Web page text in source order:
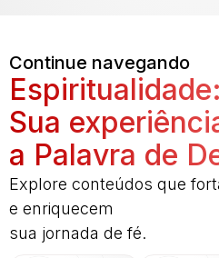
Continue navegando
Sua
a Palavra de
Explore conteúdos que
e enriquecem
sua jornada de fé.